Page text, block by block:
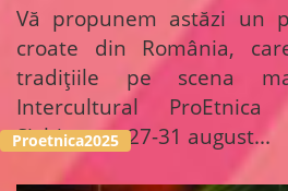
Vă propunem astăzi un
croate din România,
tradițiile pe scena
Intercultural
Sighișoara, 27-31 august...
Proetnica2025